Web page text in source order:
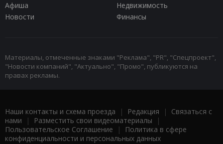
Афиша
Недвижимость
Новости
Финансы
Материалы, отмеченные знаками "Реклама", "PR", "Спецпроект",
"Новости компаний", "Актуально", "Промо", публикуются на
правах рекламы.
Наши контакты и схема проезда | Редакция | Связаться с
нами | Разместить свои видеоматериалы |
Пользовательское Соглашение |
Политика в сфере
конфиденциальности и персональных данных